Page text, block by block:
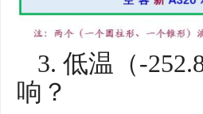
3. 低温（-
响？